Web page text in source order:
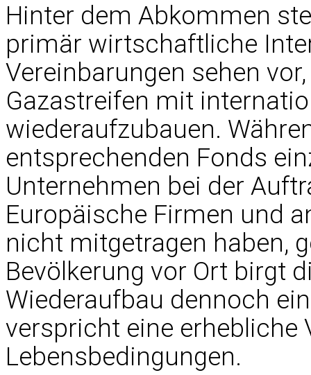
Hinter dem Abkommen
primär wirtschaftliche
Vereinbarungen sehen
Gazastreifen mit
wiederaufzubauen.
entsprechenden Fonds
Unternehmen bei der
Europäische Firmen und
nicht mitgetragen haben,
Bevölkerung vor Ort birgt
Wiederaufbau dennoch
verspricht eine erhebliche
Lebensbedingungen.